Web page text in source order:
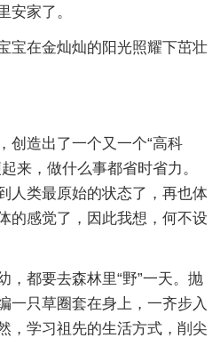
安家了。
宝在金灿灿的阳光照耀下茁壮
创造出了一个又一个“高科
来，做什么事都省时省力。
人类最原始的状态了，再也体
的感觉了，因此我想，何不设
，都要去森林里“野”一天。抛
一只草圈套在身上，一齐步入
，学习祖先的生活方式，削尖